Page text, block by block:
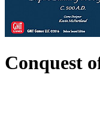
Conquest